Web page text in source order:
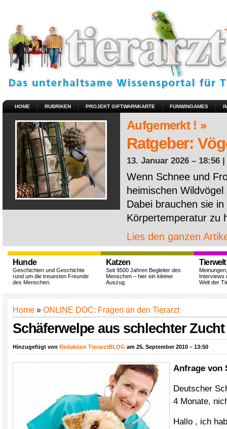
HOME RUBRIKEN PROJEKT GIFTWARNKARTE FUNWINGAMES
Aufgemerkt ! »
Ratgeber:
13. Januar 2026 – 18:56 |
Wenn Schnee und
heimischen
Dabei brauchen sie
Körpertemperatur zu
Lies den ganzen
Hunde
Geschichten und Geschichte
rund um die treuesten Freunde
des Menschen.
Katzen
Seit 9500 Jahren Begleiter des
Menschen – hier ein kleiner
Auszug.
Tierwelt
Interviews
Welt der
Home » ONLINE DOC: Fragen an den Tierarzt
Schäferwelpe aus schlechter Zucht
Hinzugefügt von Redaktion TierarztBLOG am 25. September 2010 – 13:50
Anfrage von
Deutscher
4 Monate,
Hallo , ich